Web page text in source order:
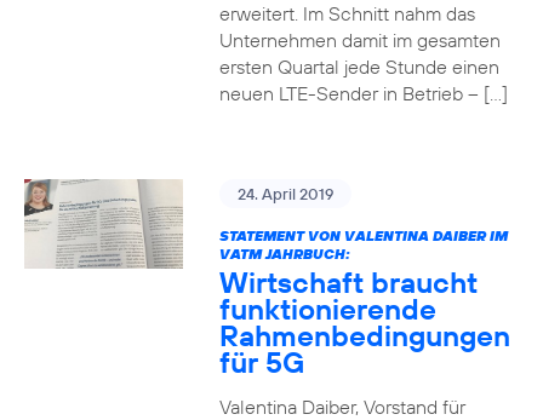
erweitert. Im Schnitt nahm das
Unternehmen damit im gesamten
ersten Quartal jede Stunde einen
neuen LTE-Sender in Betrieb – […]
24. April 2019
STATEMENT VON VALENTINA DAIBER IM
VATM JAHRBUCH:
Wirtschaft braucht
funktionierende
Rahmenbedingungen
für 5G
Valentina Daiber, Vorstand für